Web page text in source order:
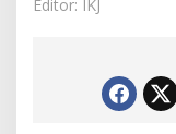
Editor: IKJ